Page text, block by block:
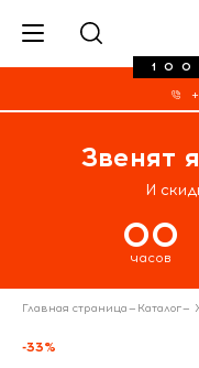
Звенят
И
00
часов
Главная страница— Каталог—
-33%